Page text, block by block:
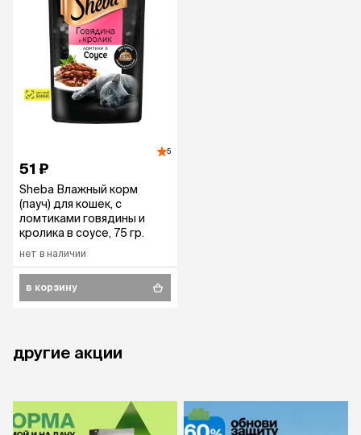
5
51 ₽
Sheba Влажный корм
(пауч) для кошек, с
ломтиками говядины и
кролика в соусе, 75 гр.
нет в наличии
в корзину
другие акции